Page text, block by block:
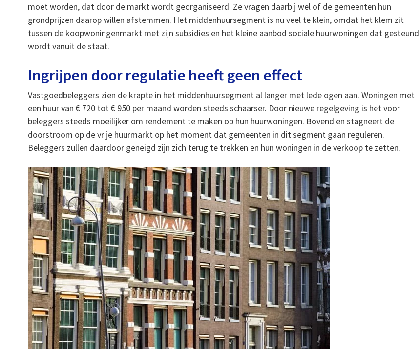
moet worden, dat door de markt wordt georganiseerd. Ze vragen daarbij wel of de gemeenten hun
grondprijzen daarop willen afstemmen. Het middenhuursegment is nu veel te klein, omdat het klem zit
tussen de koopwoningenmarkt met zijn subsidies en het kleine aanbod sociale huurwoningen dat gesteund
wordt vanuit de staat.
Ingrijpen door regulatie heeft geen effect
Vastgoedbeleggers zien de krapte in het middenhuursegment al langer met lede ogen aan. Woningen met
een huur van € 720 tot € 950 per maand worden steeds schaarser. Door nieuwe regelgeving is het voor
beleggers steeds moeilijker om rendement te maken op hun huurwoningen. Bovendien stagneert de
doorstroom op de vrije huurmarkt op het moment dat gemeenten in dit segment gaan reguleren.
Beleggers zullen daardoor geneigd zijn zich terug te trekken en hun woningen in de verkoop te zetten.